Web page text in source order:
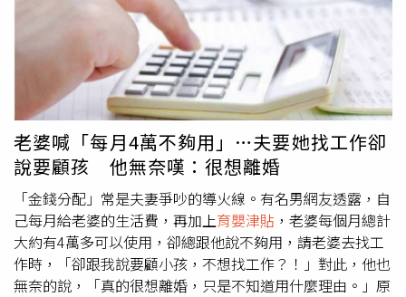
是因2021年7月政府提高育嬰留職停薪津貼成數及放寬申請
期間彈性等政策，政策實施後的年度、2022年男性核付件
數及占比大幅提升，女性件數亦有增加；觀察近5年趨勢亦
是如此。行政院官員分析，就職業別來說，勞工人口本來就
多，因此勞工男性相較公務員、軍人男性，申請育嬰留停的
比例也更高。勵馨基金會執行長王玥好表示，歐洲國家推動
育嬰假早於台灣多年，研究中可看出對孩子的認知行為發展
有正面幫助，因男女擅長的工作不同，如：母親能協助餵
食、哄睡等工作，父親則是休閒教育、運動等活動陪伴，
「父母親專長不同，在雙親照顧下，孩子的發展會更全面，
對父母親而言，因彼此分攤責任，對於家庭關係也會有好的
發展。」勞動條件及就業平等司司長黃維琛表示，目前育嬰
假最低天數為30天，父母親可同時請也可分開請，津貼最多
老婆喊「每月4萬不夠用」…夫要她找工作卻
說要顧孩 他無奈嘆：很想離婚
「金錢分配」常是夫妻爭吵的導火線。有名男網友透露，自
己每月給老婆的生活費，再加上育嬰津貼 ，老婆每個月總計
大約有4萬多可以使用，卻總跟他說不夠用，請老婆去找工
作時，「卻跟我說要顧小孩，不想找工作？！」對此，他也
無奈的說，「真的很想離婚，只是不知道用什麼理由。」原